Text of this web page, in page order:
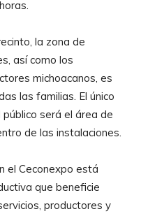
la zona de
así como los
michoacanos, es
las familias. El único
será el área de
de las instalaciones.
el Ceconexpo está
que beneficie
productores y